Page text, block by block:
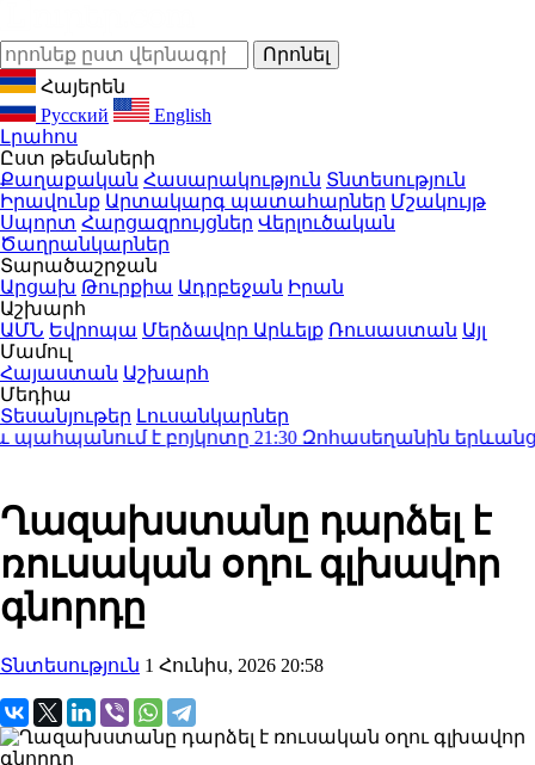
Հայերեն
Русский
English
Լրահոս
Ըստ թեմաների
Քաղաքական Հասարակություն Տնտեսություն
Իրավունք Արտակարգ պատահարներ Մշակույթ
Սպորտ Հարցազրույցներ Վերլուծական
Ծաղրանկարներ
Տարածաշրջան
Արցախ Թուրքիա Ադրբեջան Իրան
Աշխարհ
ԱՄՆ Եվրոպա Մերձավոր Արևելք Ռուսաստան Այլ
Մամուլ
Հայաստան Աշխարհ
Մեդիա
Տեսանյութեր Լուսանկարներ
է բոյկոտը21:30Զոհասեղանին երևանցու
Ղազախստանը դարձել է
ռուսական օղու գլխավոր
գնորդը
Տնտեսություն 1 Հունիս, 2026 20:58